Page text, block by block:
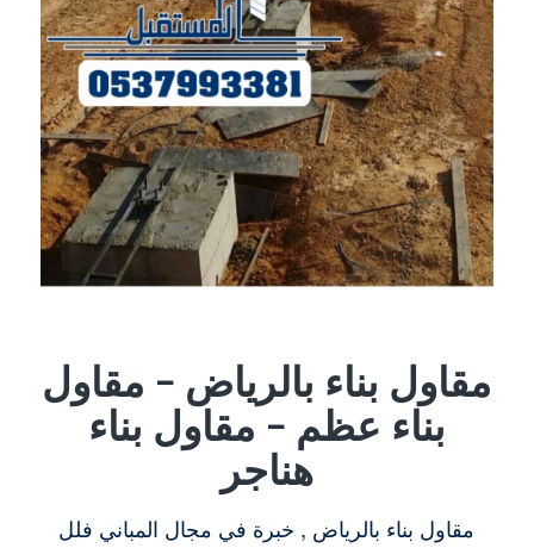
مقاول بناء بالرياض – مقاول
بناء عظم – مقاول بناء
هناجر
مقاول بناء بالرياض , خبرة في مجال المباني فلل